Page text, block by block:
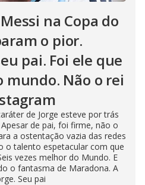
na Copa do
o pior.
pai. Foi ele que
mundo. Não o rei
de Jorge esteve por trás
de pai, foi firme, não o
a ostentação vazia das redes
o talento espetacular com que
vezes melhor do Mundo. E
o fantasma de Maradona. A
Seu pai